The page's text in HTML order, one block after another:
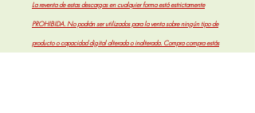
La reventa de estas descargas en cualquier forma está estrictamente
PROHIBIDA. No podrán ser utilizados para la venta sobre ningún tipo de
producto o capacidad digital alterada o inalterada. Compra compra estás